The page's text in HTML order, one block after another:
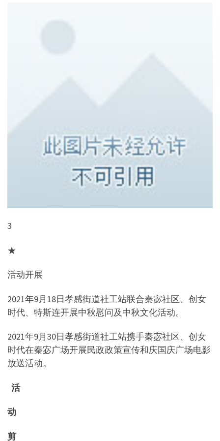
3
★
活动开展
2021年9月18日孝感街道社工站联合秦宓社区、创女
时代、特斯连开展中秋慰问及中秋文化活动。
2021年9月30日孝感街道社工站携手秦宓社区、创女
时代在秦宓广场开展民政政策宣传和庆国庆广场电影
放送活动。
活
动
剪